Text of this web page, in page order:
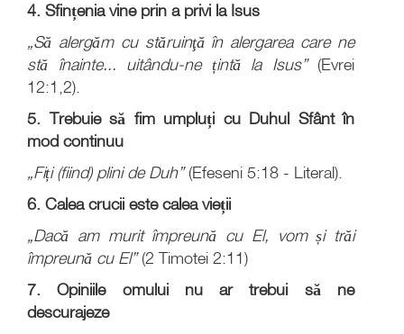
4. Sfințenia vine prin a privi la Isus
„Să alergăm cu stăruinţă în alergarea care ne
stă înainte... uitându-ne țintă la Isus”(Evrei
12:1,2).
5. Trebuie să fim umpluți cu Duhul Sfânt în
mod continuu
„Fiți (fiind) plini de Duh”(Efeseni 5:18 - Literal).
6. Calea crucii este calea vieții
„Dacă am murit împreună cu El, vom și trăi
împreună cu El”(2 Timotei 2:11)
7. Opiniile omului nu ar trebui să ne
descurajeze